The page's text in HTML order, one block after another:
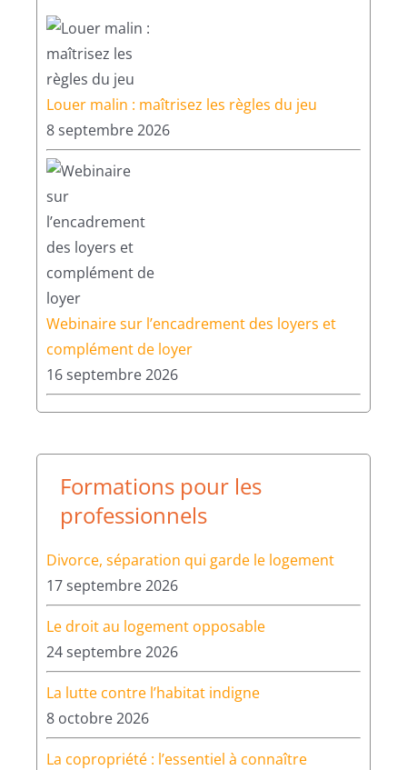
Louer malin : maîtrisez les règles du jeu
8 septembre 2026
Webinaire sur l’encadrement des loyers et
complément de loyer
16 septembre 2026
Formations pour les
professionnels
17 septembre 2026
Le droit au logement opposable
24 septembre 2026
La lutte contre l’habitat indigne
8 octobre 2026
La copropriété : l’essentiel à connaître
22 octobre 2026
Les fondamentaux des relations bailleurs
locataires